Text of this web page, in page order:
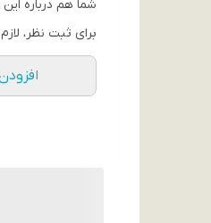
شما هم درباره
برای ثبت نظر،